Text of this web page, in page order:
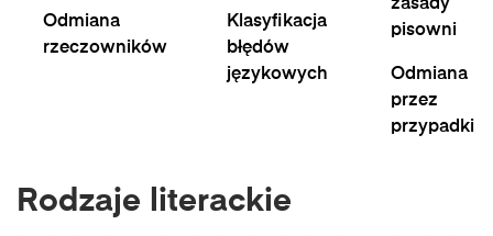
Odmiana
rzeczowników
Klasyfikacja
błędów
językowych
zasady
pisowni
Odmiana
przez
przypadki
Rodzaje literackie